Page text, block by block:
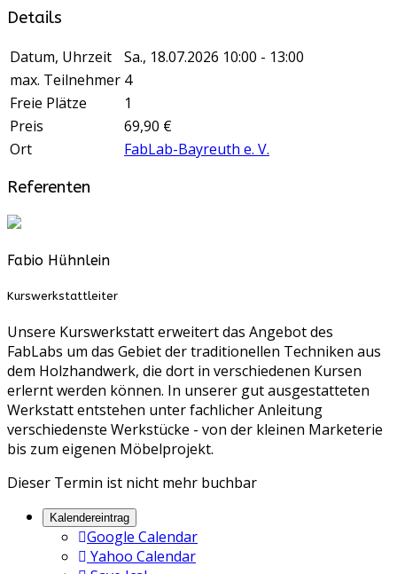
Details
Datum, Uhrzeit
Sa., 18.07.2026 10:00 - 13:00
max. Teilnehmer 4
Freie Plätze
1
Preis
69,90 €
Ort
FabLab-Bayreuth e. V.
Referenten
Fabio Hühnlein
Kurswerkstattleiter
Unsere Kurswerkstatt erweitert das Angebot des
FabLabs um das Gebiet der traditionellen Techniken aus
dem Holzhandwerk, die dort in verschiedenen Kursen
erlernt werden können. In unserer gut ausgestatteten
Werkstatt entstehen unter fachlicher Anleitung
verschiedenste Werkstücke - von der kleinen Marketerie
bis zum eigenen Möbelprojekt.
Dieser Termin ist nicht mehr buchbar
Kalendereintrag
Google Calendar
Yahoo Calendar